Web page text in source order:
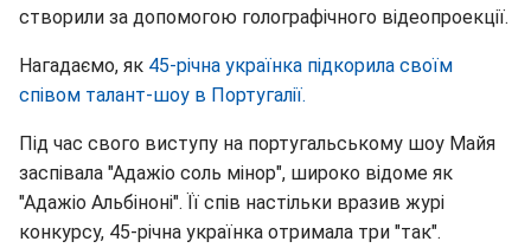
створили за допомогою голографічного відеопроекції.
Нагадаємо, як 45-річна українка підкорила своїм
співом талант-шоу в Португалії.
Під час свого виступу на португальському шоу Майя
заспівала "Адажіо соль мінор", широко відоме як
"Адажіо Альбіноні". Її спів настільки вразив журі
конкурсу, 45-річна українка отримала три "так".